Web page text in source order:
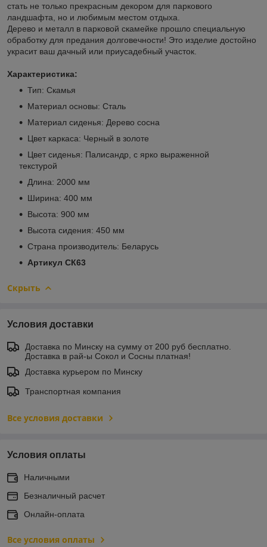
стать не только прекрасным декором для паркового
ландшафта, но и любимым местом отдыха.
Дерево и металл в парковой скамейке прошло специальную
обработку для предания долговечности! Это изделие достойно
украсит ваш дачный или приусадебный участок.
Характеристика:
Тип: Скамья
Материал основы: Сталь
Материал сиденья: Дерево сосна
Цвет каркаса: Черный в золоте
Цвет сиденья: Палисандр, с ярко выраженной
текстурой
Длина: 2000 мм
Ширина: 400 мм
Высота: 900 мм
Высота сидения: 450 мм
Страна производитель: Беларусь
Артикул СК63
Скрыть
Условия доставки
Доставка по Минску на сумму от 200 руб бесплатно.
Доставка в рай-ы Сокол и Сосны платная!
Доставка курьером по Минску
Транспортная компания
Все условия доставки
Условия оплаты
Наличными
Безналичный расчет
Онлайн-оплата
Все условия оплаты